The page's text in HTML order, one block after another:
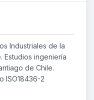
Industriales de la
Estudios ingeniería
de Chile.
ISO18436-2